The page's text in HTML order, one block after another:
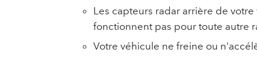
Les capteurs radar arrière de
fonctionnent pas pour toute autre
Votre véhicule ne freine ou